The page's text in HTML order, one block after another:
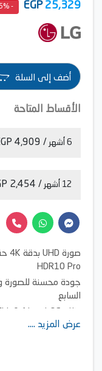
25,329
EGP
- 15%
أضف إلى السلة
الأقساط المتاحة
6 أشهر / 4,909 EGP
12 أشهر / 2,454 EGP
HDR10 Pro
السابع
عرض المزيد ....